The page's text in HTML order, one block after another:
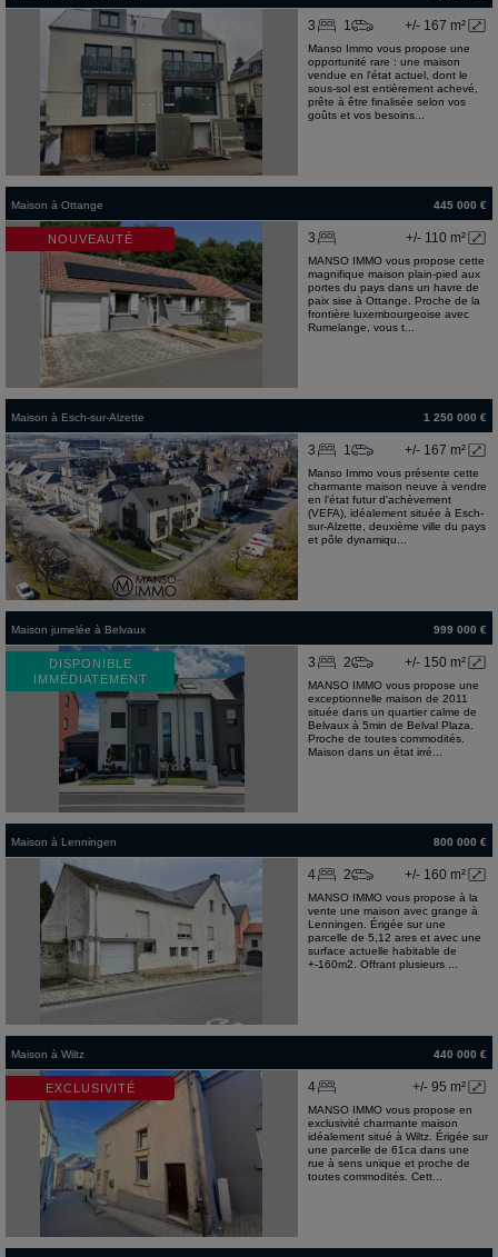
+/- 167 m²
3 1
Manso Immo vous propose une
opportunité rare : une maison
vendue en l'état actuel, dont le
sous-sol est entièrement achevé,
prête à être finalisée selon vos
goûts et vos besoins...
Maison à Ottange 445 000 €
NOUVEAUTÉ +/- 110 m²
3
MANSO IMMO vous propose cette
magnifique maison plain-pied aux
portes du pays dans un havre de
paix sise à Ottange. Proche de la
frontière luxembourgeoise avec
Rumelange, vous t...
Maison à Esch-sur-Alzette 1 250 000 €
+/- 167 m²
3 1
Manso Immo vous présente cette
charmante maison neuve à vendre
en l'état futur d'achèvement
(VEFA), idéalement située à Esch-
sur-Alzette, deuxième ville du pays
et pôle dynamiqu...
Maison jumelée à Belvaux 999 000 €
DISPONIBLE
IMMÉDIATEMENT
+/- 150 m²
3 2
MANSO IMMO vous propose une
exceptionnelle maison de 2011
située dans un quartier calme de
Belvaux à 5min de Belval Plaza.
Proche de toutes commodités.
Maison dans un état irré...
Maison à Lenningen 800 000 €
+/- 160 m²
4 2
MANSO IMMO vous propose à la
vente une maison avec grange à
Lenningen. Érigée sur une
parcelle de 5,12 ares et avec une
surface actuelle habitable de
+-160m2. Offrant plusieurs ...
Maison à Wiltz 440 000 €
EXCLUSIVITÉ +/- 95 m²
4
MANSO IMMO vous propose en
exclusivité charmante maison
idéalement situé à Wiltz. Érigée sur
une parcelle de 61ca dans une
rue à sens unique et proche de
toutes commodités. Cett...